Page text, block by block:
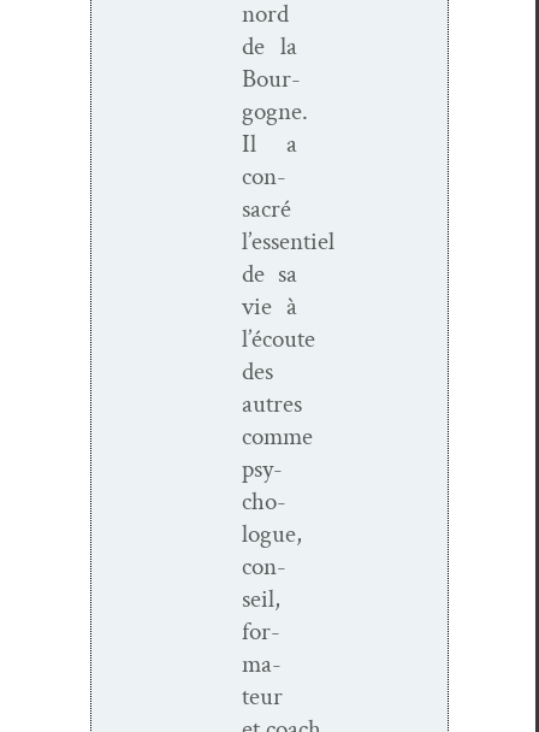
nord
de la
Bour­
gogne.
Il a
con­
sacré
l’essentiel
de sa
vie à
l’écoute
des
autres
comme
psy­
cho­
logue,
con­
seil,
for­
ma­
teur